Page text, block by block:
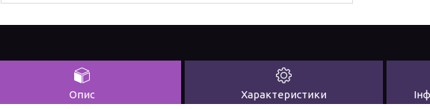
Опис Характеристики